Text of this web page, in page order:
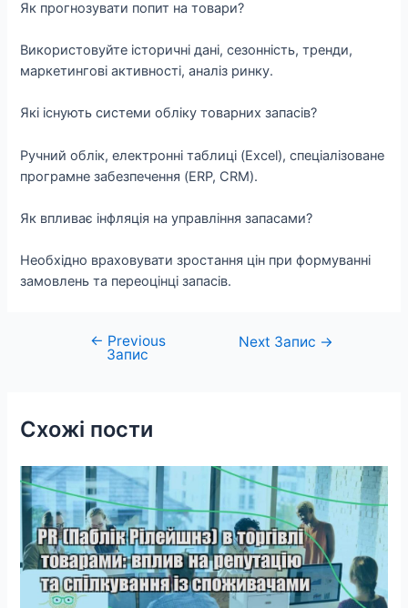
Як прогнозувати попит на товари?
Використовуйте історичні дані, сезонність, тренди,
маркетингові активності, аналіз ринку.
Які існують системи обліку товарних запасів?
Ручний облік, електронні таблиці (Excel), спеціалізоване
програмне забезпечення (ERP, CRM).
Як впливає інфляція на управління запасами?
Необхідно враховувати зростання цін при формуванні
замовлень та переоцінці запасів.
Навігація
← Previous
Запис
Next Запис →
Схожі пости